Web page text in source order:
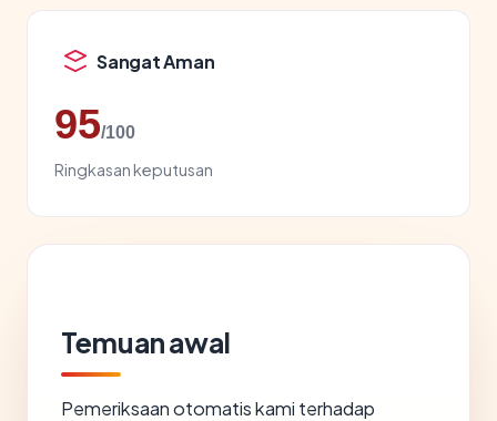
Sangat Aman
95/100
Ringkasan keputusan
Temuan awal
Pemeriksaan otomatis kami terhadap